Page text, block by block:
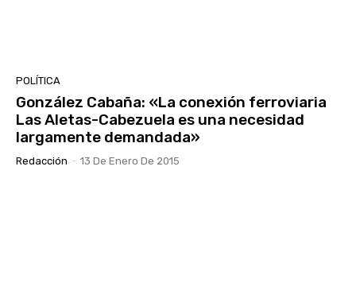
POLÍTICA
González Cabaña: «La conexión ferroviaria
Las Aletas-Cabezuela es una necesidad
largamente demandada»
Redacción - 13 De Enero De 2015